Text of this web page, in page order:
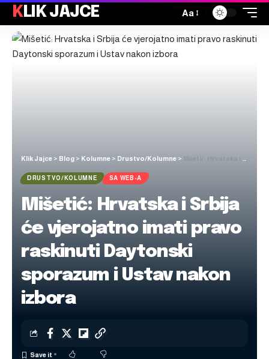
KLIK JAJCE Aa
Klik Jajce > Blog > Kolumne > Drustvo/Kolumne >
DRUSTVO/KOLUMNE SA WEB-A
Mišetić: Hrvatska i Srbija
će vjerojatno imati pravo
raskinuti Daytonski
sporazum i Ustav nakon
izbora